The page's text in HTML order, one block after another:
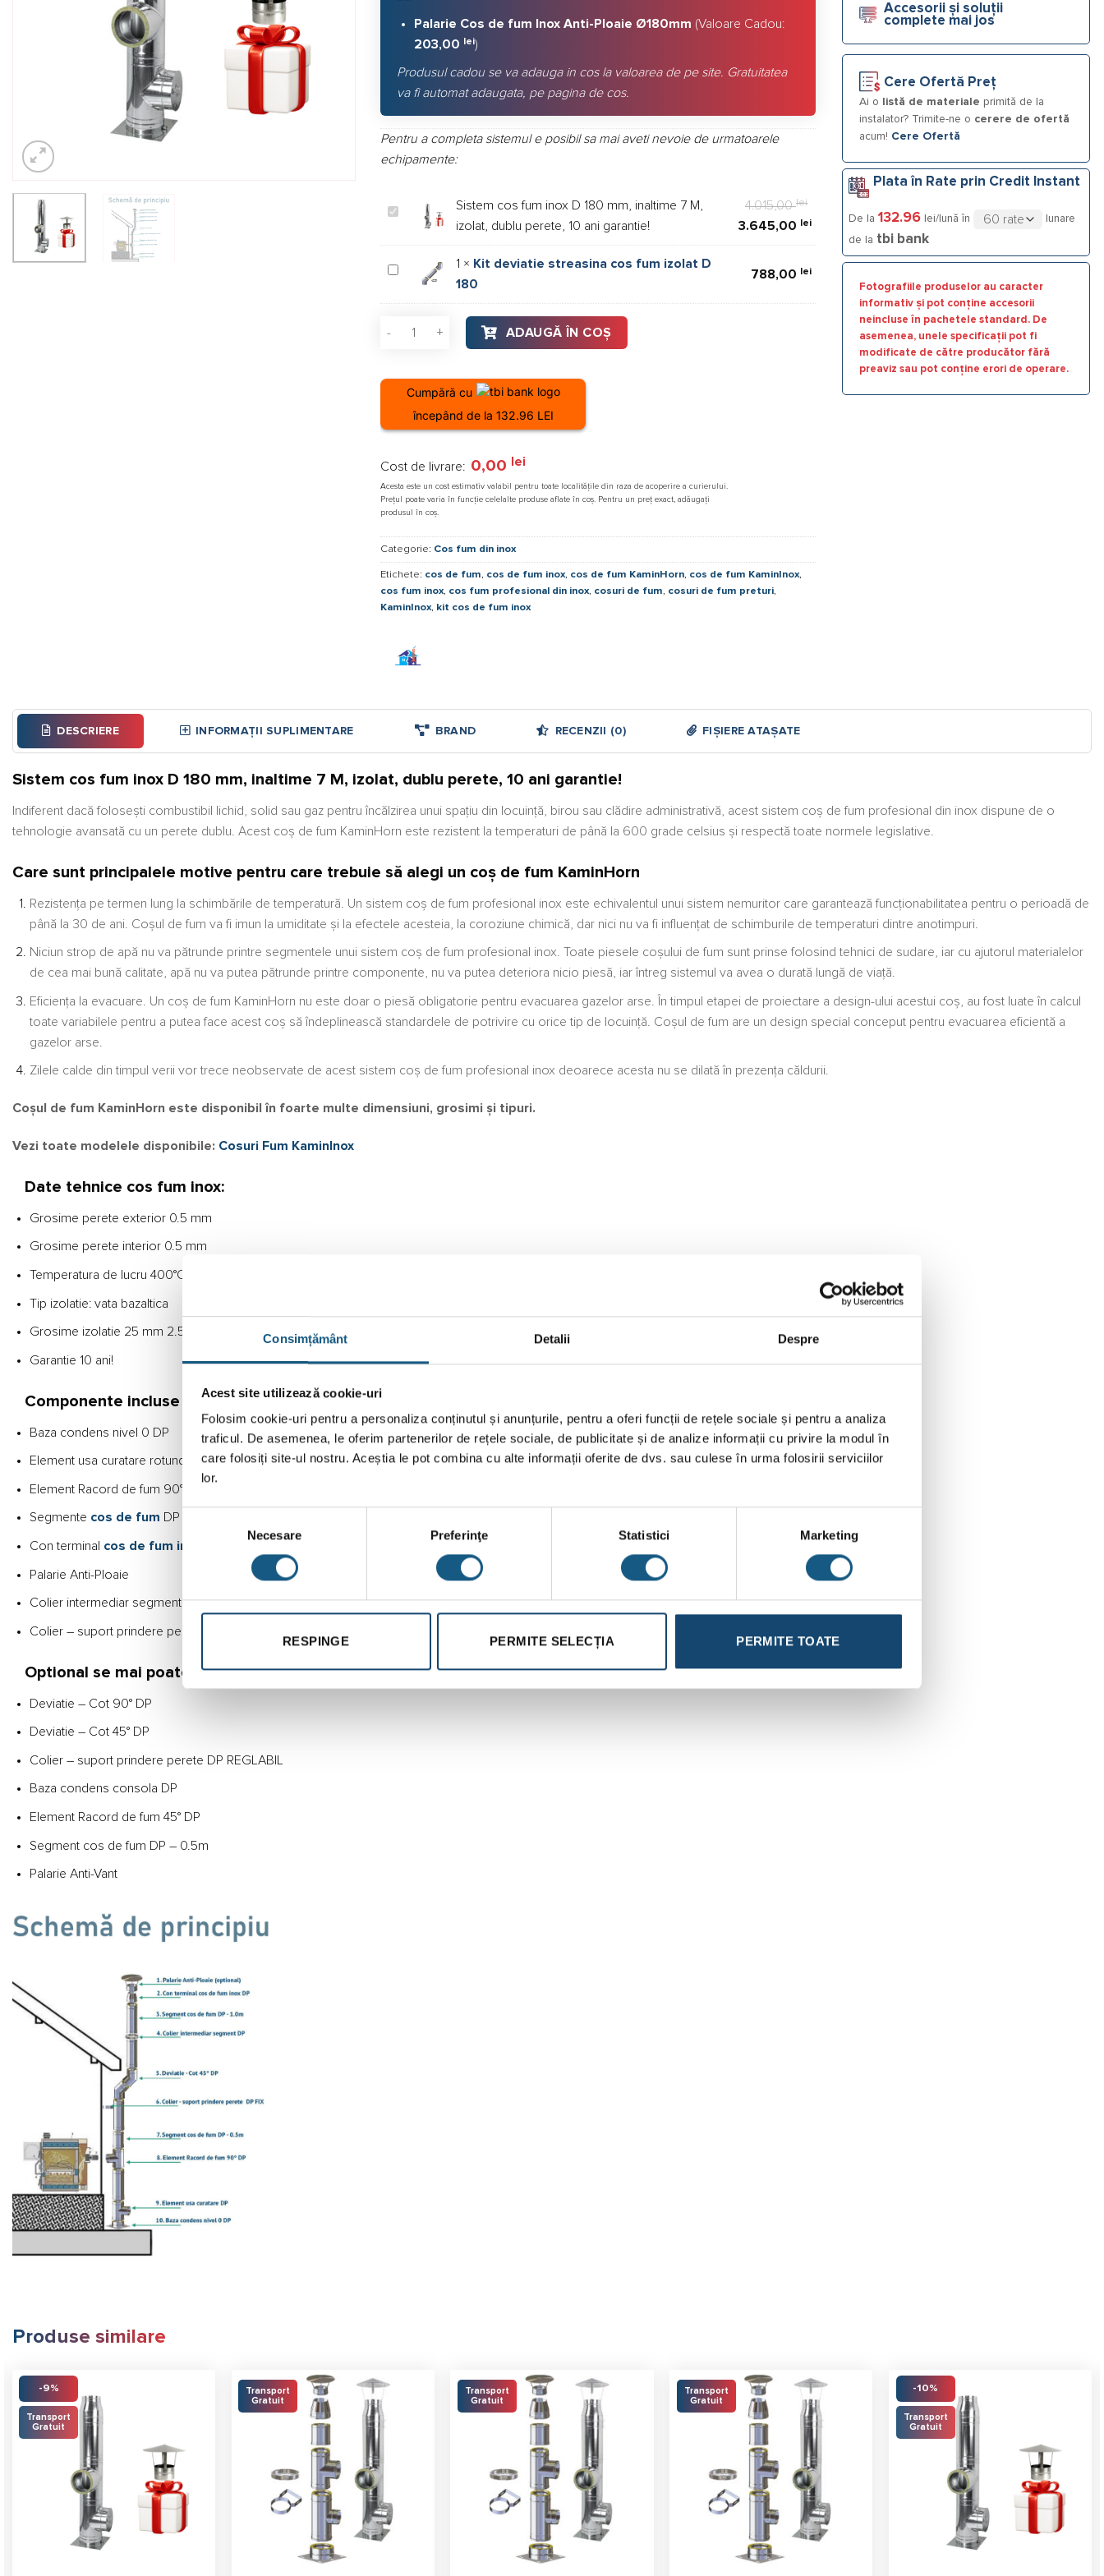
Consimțământ Detalii Despre
Acest site utilizează cookie-uri
Folosim cookie-uri pentru a personaliza conținutul și anunțurile, pentru a oferi funcții de rețele sociale și pentru a analiza
traficul. De asemenea, le oferim partenerilor de rețele sociale, de publicitate și de analize informații cu privire la modul în
care folosiți site-ul nostru. Aceștia le pot combina cu alte informații oferite de dvs. sau culese în urma folosirii serviciilor
lor.
consimțământului
Necesare Preferinţe Statistici Marketing
RESPINGE PERMITE SELECȚIA PERMITE TOATE
4.015,00 lei.
Palarie Cos de fum Inox Anti-Ploaie Ø180mm (Valoare Cadou:
203,00
lei)
Produsul cadou se va adauga in cos la valoarea de pe site. Gratuitatea
va fi automat adaugata, pe pagina de cos.
Pentru a completa sistemul e posibil sa mai aveti nevoie de urmatoarele
echipamente:
Sistem
fum
inox
180
M,
izolat,
dublu
garantie!
Sistem cos fum inox D 180 mm, inaltime 7 M,
izolat, dublu perete, 10 ani garantie!
4.015,00lei
3.645,00 lei
Kit
deviatie
streasina
D
1 × Kit deviatie streasina cos fum izolat D
180
788,00 lei
Cantitate Sistem cos fum inox D 180 mm, inaltime 7 M, izolat, dublu perete, 10 ani garantie!
ADAUGĂ ÎN COȘ
Cumpără cu
începând de la 132.96 LEI
Cost de livrare: 0,00 lei
Acesta este un cost estimativ valabil pentru toate localitățile din raza de acoperire a curierului.
Prețul poate varia în funcție celelalte produse aflate în coș. Pentru un preț exact, adăugați
produsul în coș.
Categorie: Cos fum din inox
Etichete: cos de fum, cos de fum inox, cos de fum KaminHorn, cos de fum KaminInox,
cos fum inox, cos fum profesional din inox, cosuri de fum, cosuri de fum preturi,
KaminInox, kit cos de fum inox
Accesorii și soluții
complete mai jos
Cere Ofertă Preț
Ai o listă de materiale primită de la
instalator? Trimite-ne o cerere de ofertă
acum! Cere Ofertă
Plata în Rate prin Credit Instant
De la 132.96 lei/lună în
lunare
de la tbi bank
Fotografiile produselor au caracter
informativ și pot conține accesorii
neincluse în pachetele standard. De
asemenea, unele specificații pot fi
modificate de către producător fără
preaviz sau pot conține erori de operare.
DESCRIERE INFORMAȚII SUPLIMENTARE BRAND RECENZII (0) FIȘIERE ATAȘATE
Sistem cos fum inox D 180 mm, inaltime 7 M, izolat, dublu perete, 10 ani garantie!
Indiferent dacă folosești combustibil lichid, solid sau gaz pentru încălzirea unui spațiu din locuință, birou sau clădire administrativă, acest sistem coș de fum profesional din inox dispune de o
tehnologie avansată cu un perete dublu. Acest coș de fum KaminHorn este rezistent la temperaturi de până la 600 grade celsius și respectă toate normele legislative.
Care sunt principalele motive pentru care trebuie să alegi un coș de fum KaminHorn
Rezistența pe termen lung la schimbările de temperatură. Un sistem coș de fum profesional inox este echivalentul unui sistem nemuritor care garantează funcționabilitatea pentru o perioadă de
până la 30 de ani. Coșul de fum va fi imun la umiditate și la efectele acesteia, la coroziune chimică, dar nici nu va fi influențat de schimburile de temperaturi dintre anotimpuri.
Niciun strop de apă nu va pătrunde printre segmentele unui sistem coș de fum profesional inox. Toate piesele coșului de fum sunt prinse folosind tehnici de sudare, iar cu ajutorul materialelor
de cea mai bună calitate, apă nu va putea pătrunde printre componente, nu va putea deteriora nicio piesă, iar întreg sistemul va avea o durată lungă de viață.
Eficiența la evacuare. Un coș de fum KaminHorn nu este doar o piesă obligatorie pentru evacuarea gazelor arse. În timpul etapei de proiectare a design-ului acestui coș, au fost luate în calcul
toate variabilele pentru a putea face acest coș să îndeplinească standardele de potrivire cu orice tip de locuință. Coșul de fum are un design special conceput pentru evacuarea eficientă a
gazelor arse.
Zilele calde din timpul verii vor trece neobservate de acest sistem coș de fum profesional inox deoarece acesta nu se dilată în prezența căldurii.
Coșul de fum KaminHorn este disponibil în foarte multe dimensiuni, grosimi și tipuri.
Vezi toate modelele disponibile: Cosuri Fum KaminInox
Date tehnice cos fum inox:
Grosime perete exterior 0.5 mm
Grosime perete interior 0.5 mm
Temperatura de lucru 400°C,lucru continuu.
Tip izolatie: vata bazaltica
Grosime izolatie 25 mm 2.5 cm, cu densitate de 90 km/mc.
Garantie 10 ani!
Componente incluse in sistem:
Baza condens nivel 0 DP
Element usa curatare rotunda DP
Element Racord de fum 90° DP
Segmente cos de fum DP – 1.0m
Con terminal cos de fum inox
Palarie Anti-Ploaie
Colier intermediar segment DP
Colier – suport prindere perete DP FIX
Optional se mai poate aduga si:
Deviatie – Cot 90° DP
Deviatie – Cot 45° DP
Colier – suport prindere perete DP REGLABIL
Baza condens consola DP
Element Racord de fum 45° DP
Segment cos de fum DP – 0.5m
Palarie Anti-Vant
Produse similare
-9%
Transport
Gratuit
Transport
Gratuit
Transport
Gratuit
Transport
Gratuit
-10%
Transport
Gratuit